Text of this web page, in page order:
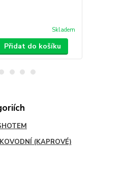
Skladem
Přidat do košíku
(KAPROVÉ)